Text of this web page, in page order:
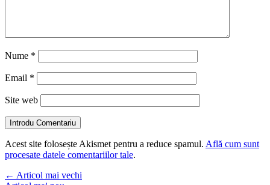
Nume *
Email *
Site web
Introdu Comentariu
Acest site folosește Akismet pentru a reduce spamul. Află cum sunt
procesate datele comentariilor tale.
← Articol mai vechi